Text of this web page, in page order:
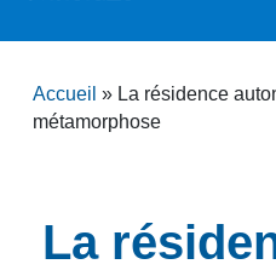
Projets
– Jumelage
Accueil » La résidence
métamorphose
La